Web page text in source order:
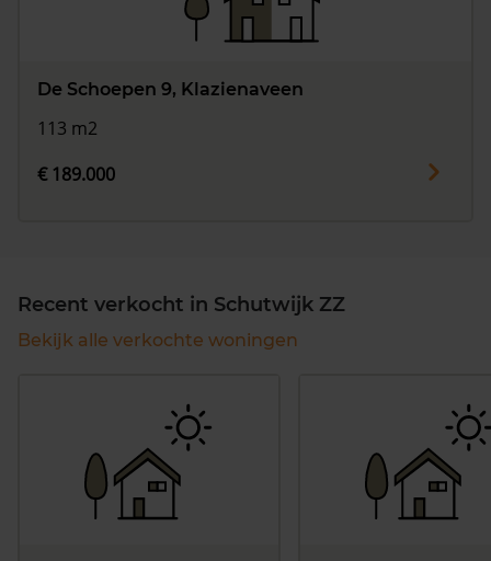
De Schoepen 9, Klazienaveen
113 m2
€ 189.000
Recent verkocht in Schutwijk ZZ
Bekijk alle verkochte woningen